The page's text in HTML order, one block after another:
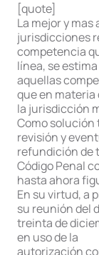
[quote]
La mejor y
jurisdicciones
competencia
línea, se
aquellas
que en
la jurisdicción
Como solución
revisión y
refundición de
Código Penal
hasta ahora
En su virtud, a
su reunión del
treinta de
en uso de la
autorización